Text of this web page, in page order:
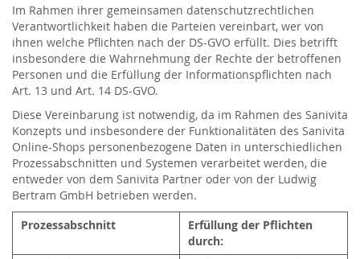
Im Rahmen ihrer gemeinsamen datenschutzrechtlichen
Verantwortlichkeit haben die Parteien vereinbart, wer von
ihnen welche Pflichten nach der DS-GVO erfüllt. Dies betrifft
insbesondere die Wahrnehmung der Rechte der betroffenen
Personen und die Erfüllung der Informationspflichten nach
Art. 13 und Art. 14 DS-GVO.
Diese Vereinbarung ist notwendig, da im Rahmen des Sanivita
Konzepts und insbesondere der Funktionalitäten des Sanivita
Online-Shops personenbezogene Daten in unterschiedlichen
Prozessabschnitten und Systemen verarbeitet werden, die
entweder von dem Sanivita Partner oder von der Ludwig
Bertram GmbH betrieben werden.
Prozessabschnitt
Erfüllung der Pflichten
durch: